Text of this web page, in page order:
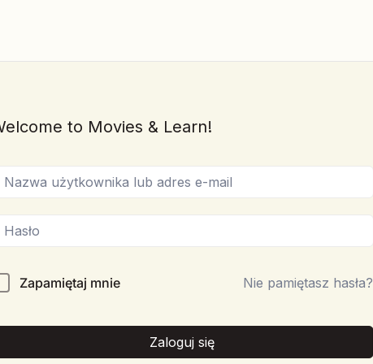
to Movies & Learn!
Zapamiętaj mnie Nie pamiętasz hasła?
Zaloguj się